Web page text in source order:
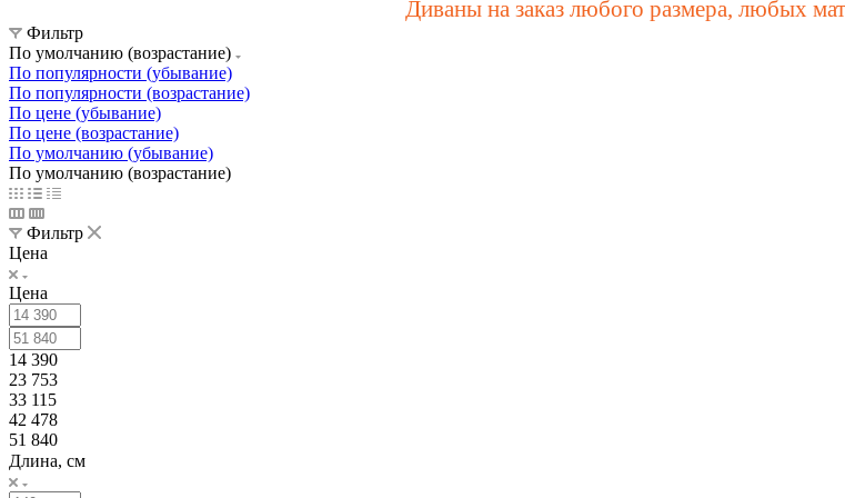
Диваны на заказ любого размера, любых
Фильтр
По умолчанию (возрастание)
По популярности (убывание)
По популярности (возрастание)
По цене (убывание)
По цене (возрастание)
По умолчанию (убывание)
По умолчанию (возрастание)
Фильтр
Цена
Цена
14 390
23 753
33 115
42 478
51 840
Длина, см